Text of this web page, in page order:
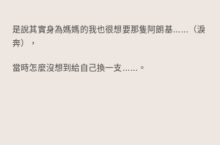
是說其實身為媽媽的我也很想要那隻阿朗基……（淚
奔），
當時怎麼沒想到給自己換一支……。